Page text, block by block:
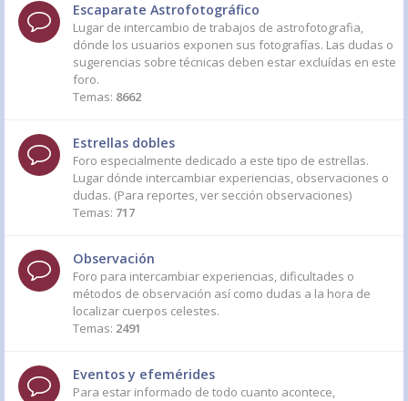
Escaparate Astrofotográfico
Lugar de intercambio de trabajos de astrofotografia,
dónde los usuarios exponen sus fotografías. Las dudas o
sugerencias sobre técnicas deben estar excluídas en este
foro.
Temas: 8662
Estrellas dobles
Foro especialmente dedicado a este tipo de estrellas.
Lugar dónde intercambiar experiencias, observaciones o
dudas. (Para reportes, ver sección observaciones)
Temas: 717
Observación
Foro para intercambiar experiencias, dificultades o
métodos de observación así como dudas a la hora de
localizar cuerpos celestes.
Temas: 2491
Eventos y efemérides
Para estar informado de todo cuanto acontece,